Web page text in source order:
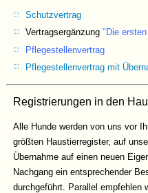
Schutzvertrag
Vertragsergänzung "Die
Pflegestellenvertrag
Pflegestellenvertrag mit
Registrierungen in den
Alle Hunde werden von uns vor
größten Haustierregister, auf
Übernahme auf einen neuen
Nachgang ein entsprechender
durchgeführt. Parallel empfehlen